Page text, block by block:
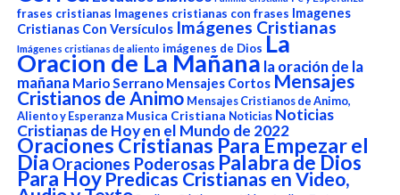
frases cristianas Imagenes cristianas con frases Imagenes
Cristianas Con Versículos Imágenes Cristianas
Imágenes cristianas de aliento imágenes de Dios La
Oracion de La Mañana la oración de la
mañana Mario Serrano Mensajes Cortos Mensajes
Cristianos de Animo Mensajes Cristianos de Animo,
Aliento y Esperanza Musica Cristiana Noticias Noticias
Cristianas de Hoy en el Mundo de 2022
Oraciones Cristianas Para Empezar el
Dia Oraciones Poderosas Palabra de Dios
Para Hoy Predicas Cristianas en Video,